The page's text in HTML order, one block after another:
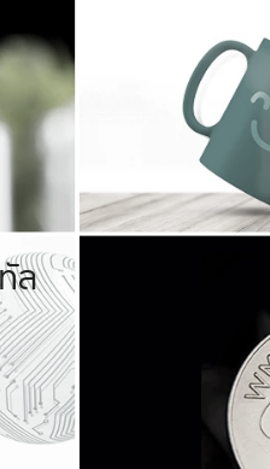
เขียวสดใส หนาแน่น
ง (URBAN FOREST)
AGRICULTURE)
ด้ประมาณ 1,400 ไร่
บต่อสังคม
น เพื่อความกินดีอยู่ดี
ะความสุขอย่างยั่งยืน
งปัญหาในภาพกว้าง
ไขจากปัญหาจุดเล็กๆ
ล